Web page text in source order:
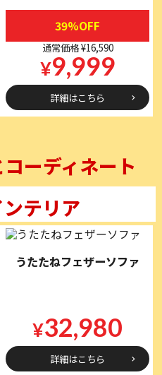
39%OFF
通常価格 ¥16,590
¥9,999
詳細はこちら
ーディネート
テリア
うたたねフェザーソファ
¥32,980
詳細はこちら